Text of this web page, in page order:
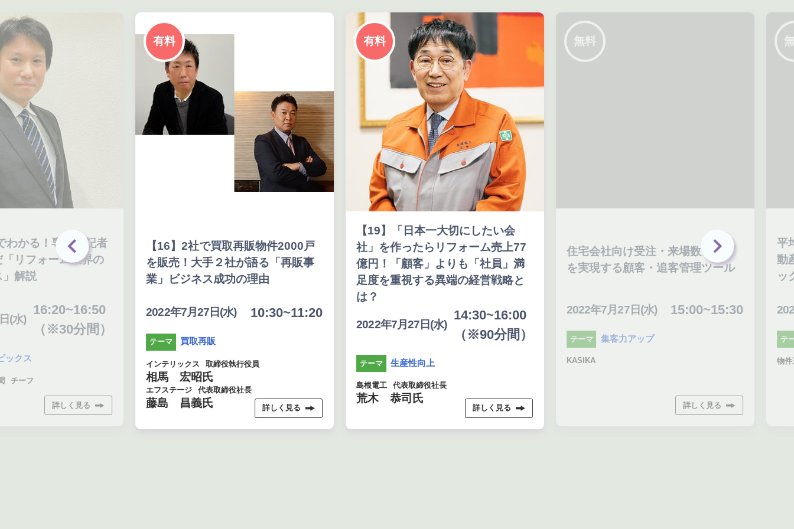
わかる！専門誌記者
リフォーム業界の
」解説
(水)
16:20~16:50
（※30分間）
ックス
チーフ
詳しく見る
有料
【16】2社で買取再販物件2000戸
を販売！大手２社が語る「再販事
業」ビジネス成功の理由
2022年7月27日(水) 10:30~11:20
テーマ 買取再販
インテリックス 取締役執行役員
相馬 宏昭氏
エフステージ 代表取締役社長
藤島 昌義氏 詳しく見る
有料
【19】「日本一大切にしたい会
社」を作ったらリフォーム売上77
億円！「顧客」よりも「社員」満
足度を重視する異端の経営戦略と
は？
2022年7月27日(水)
14:30~16:00
（※90分間）
テーマ 生産性向上
島根電工 代表取締役社長
荒木 恭司氏
詳しく見る
無料
住宅会社向け受注・来場数アップ
を実現する顧客・追客管理ツール
2022年7月27日(水) 15:00~15:30
テーマ 集客力アップ
KASIKA
詳しく見る
平
動
ッ
テ
物件